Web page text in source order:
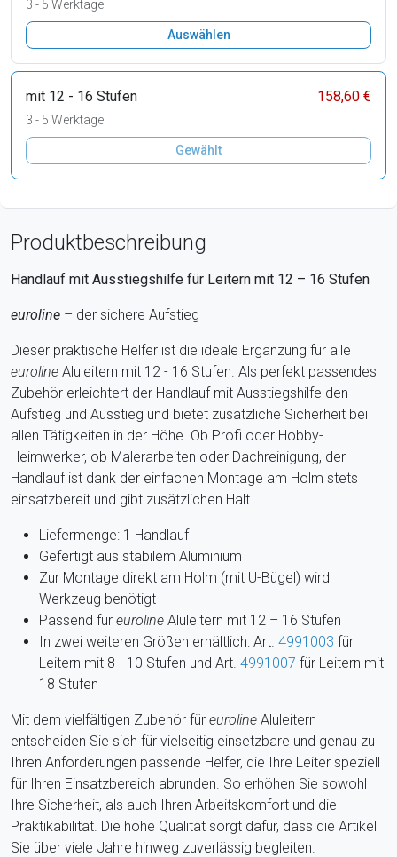
3 - 5 Werktage
Auswählen
mit 12 - 16 Stufen 158,60 €
3 - 5 Werktage
Gewählt
Produktbeschreibung
Handlauf mit Ausstiegshilfe für Leitern mit 12 – 16 Stufen
euroline – der sichere Aufstieg
Dieser praktische Helfer ist die ideale Ergänzung für alle
euroline Aluleitern mit 12 - 16 Stufen. Als perfekt passendes
Zubehör erleichtert der Handlauf mit Ausstiegshilfe den
Aufstieg und Ausstieg und bietet zusätzliche Sicherheit bei
allen Tätigkeiten in der Höhe. Ob Profi oder Hobby-
Heimwerker, ob Malerarbeiten oder Dachreinigung, der
Handlauf ist dank der einfachen Montage am Holm stets
einsatzbereit und gibt zusätzlichen Halt.
Liefermenge: 1 Handlauf
Gefertigt aus stabilem Aluminium
Zur Montage direkt am Holm (mit U-Bügel) wird
Werkzeug benötigt
Passend für euroline Aluleitern mit 12 – 16 Stufen
In zwei weiteren Größen erhältlich: Art. 4991003 für
Leitern mit 8 - 10 Stufen und Art. 4991007 für Leitern mit
18 Stufen
Mit dem vielfältigen Zubehör für euroline Aluleitern
entscheiden Sie sich für vielseitig einsetzbare und genau zu
Ihren Anforderungen passende Helfer, die Ihre Leiter speziell
für Ihren Einsatzbereich abrunden. So erhöhen Sie sowohl
Ihre Sicherheit, als auch Ihren Arbeitskomfort und die
Praktikabilität. Die hohe Qualität sorgt dafür, dass die Artikel
Sie über viele Jahre hinweg zuverlässig begleiten.